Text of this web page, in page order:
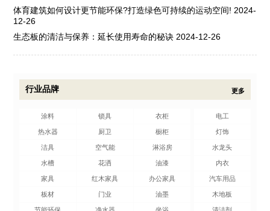
体育建筑如何设计更节能环保?打造绿色可持续的运动空间! 2024-
12-26
生态板的清洁与保养：延长使用寿命的秘诀 2024-12-26
行业品牌 更多
涂料 锁具 衣柜 电工
热水器 厨卫 橱柜 灯饰
洁具 空气能 淋浴房 水龙头
水槽 花洒 油漆 内衣
家具 红木家具 办公家具 汽车用品
板材 门业 油墨 木地板